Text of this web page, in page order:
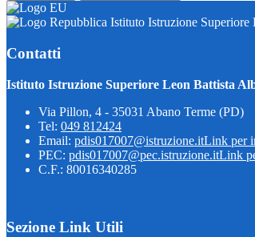
Istituto Istruzione
Contatti
Istituto Istruzione Superiore Leon Battista
Via Pillon, 4 - 35031 Abano Terme (PD)
Tel: 049 812424
Email: pdis017007@istruzione.itLink per
PEC: pdis017007@pec.istruzione.itLink
C.F.: 80016340285
Sezione Link Utili